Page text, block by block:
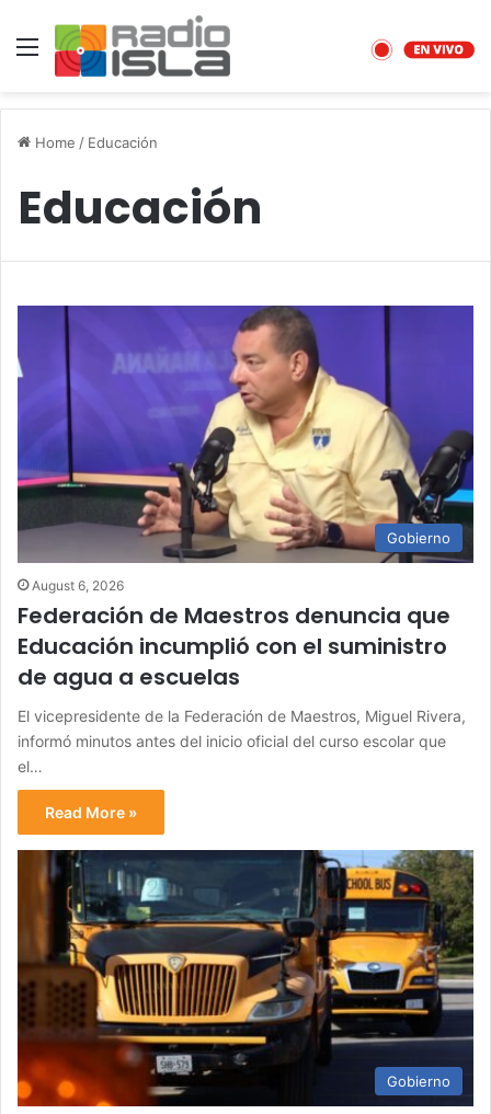
Menu
Home / Educación
Educación
Gobierno
August 6, 2026
Federación de Maestros denuncia que
Educación incumplió con el suministro
de agua a escuelas
El vicepresidente de la Federación de Maestros, Miguel Rivera,
informó minutos antes del inicio oficial del curso escolar que
el…
Read More »
Gobierno